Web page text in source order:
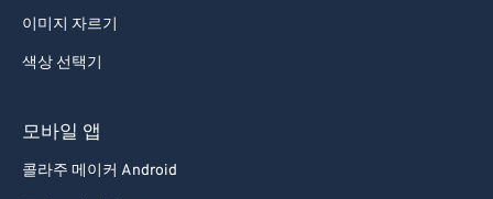
이미지 자르기
색상 선택기
모바일 앱
콜라주 메이커 Android